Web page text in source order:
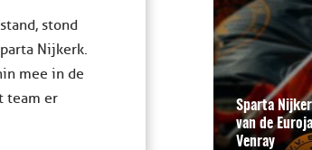
stond
Nijkerk.
mee in de
team er
Sparta
van de
Venray